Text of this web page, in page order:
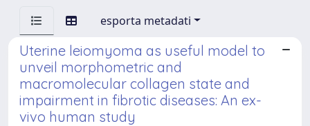
esporta metadati
Uterine leiomyoma as useful model to
unveil morphometric and
macromolecular collagen state and
impairment in fibrotic diseases: An ex-
vivo human study